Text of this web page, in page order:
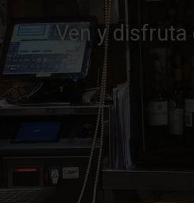
Ven a conocer
basados en la